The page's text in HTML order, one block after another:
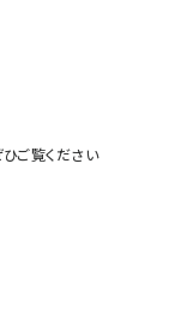
ご覧ください